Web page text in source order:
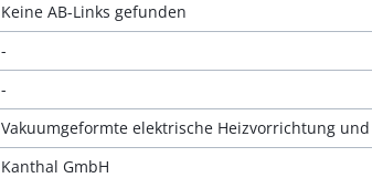
Keine AB-Links gefunden
-
-
Vakuumgeformte elektrische Heizvorrichtung
Kanthal GmbH